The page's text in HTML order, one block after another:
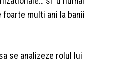
multi ani la banii
se analizeze rolul lui